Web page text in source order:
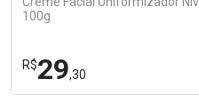
100g
R$29,30